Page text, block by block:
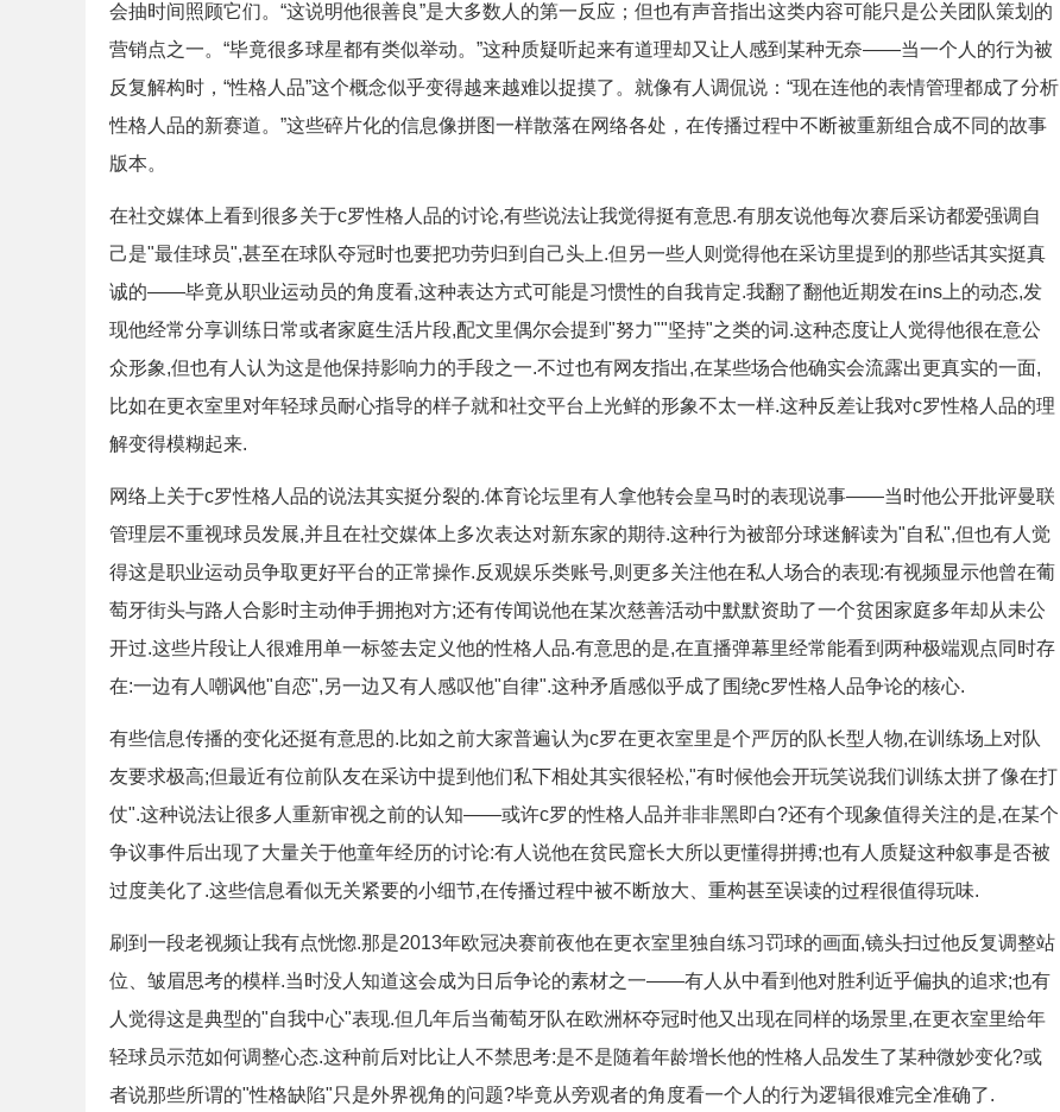
会抽时间照顾它们。“这说明他很善良”是大多数人的第一反应；但也有声音指出这类内容可能只是公关团队策划的
营销点之一。“毕竟很多球星都有类似举动。”这种质疑听起来有道理却又让人感到某种无奈——当一个人的行为被
反复解构时，“性格人品”这个概念似乎变得越来越难以捉摸了。就像有人调侃说：“现在连他的表情管理都成了分析
性格人品的新赛道。”这些碎片化的信息像拼图一样散落在网络各处，在传播过程中不断被重新组合成不同的故事
版本。
在社交媒体上看到很多关于c罗性格人品的讨论,有些说法让我觉得挺有意思.有朋友说他每次赛后采访都爱强调自
己是"最佳球员",甚至在球队夺冠时也要把功劳归到自己头上.但另一些人则觉得他在采访里提到的那些话其实挺真
诚的——毕竟从职业运动员的角度看,这种表达方式可能是习惯性的自我肯定.我翻了翻他近期发在ins上的动态,发
现他经常分享训练日常或者家庭生活片段,配文里偶尔会提到"努力""坚持"之类的词.这种态度让人觉得他很在意公
众形象,但也有人认为这是他保持影响力的手段之一.不过也有网友指出,在某些场合他确实会流露出更真实的一面,
比如在更衣室里对年轻球员耐心指导的样子就和社交平台上光鲜的形象不太一样.这种反差让我对c罗性格人品的理
解变得模糊起来.
网络上关于c罗性格人品的说法其实挺分裂的.体育论坛里有人拿他转会皇马时的表现说事——当时他公开批评曼联
管理层不重视球员发展,并且在社交媒体上多次表达对新东家的期待.这种行为被部分球迷解读为"自私",但也有人觉
得这是职业运动员争取更好平台的正常操作.反观娱乐类账号,则更多关注他在私人场合的表现:有视频显示他曾在葡
萄牙街头与路人合影时主动伸手拥抱对方;还有传闻说他在某次慈善活动中默默资助了一个贫困家庭多年却从未公
开过.这些片段让人很难用单一标签去定义他的性格人品.有意思的是,在直播弹幕里经常能看到两种极端观点同时存
在:一边有人嘲讽他"自恋",另一边又有人感叹他"自律".这种矛盾感似乎成了围绕c罗性格人品争论的核心.
有些信息传播的变化还挺有意思的.比如之前大家普遍认为c罗在更衣室里是个严厉的队长型人物,在训练场上对队
友要求极高;但最近有位前队友在采访中提到他们私下相处其实很轻松,"有时候他会开玩笑说我们训练太拼了像在打
仗".这种说法让很多人重新审视之前的认知——或许c罗的性格人品并非非黑即白?还有个现象值得关注的是,在某个
争议事件后出现了大量关于他童年经历的讨论:有人说他在贫民窟长大所以更懂得拼搏;也有人质疑这种叙事是否被
过度美化了.这些信息看似无关紧要的小细节,在传播过程中被不断放大、重构甚至误读的过程很值得玩味.
刷到一段老视频让我有点恍惚.那是2013年欧冠决赛前夜他在更衣室里独自练习罚球的画面,镜头扫过他反复调整站
位、皱眉思考的模样.当时没人知道这会成为日后争论的素材之一——有人从中看到他对胜利近乎偏执的追求;也有
人觉得这是典型的"自我中心"表现.但几年后当葡萄牙队在欧洲杯夺冠时他又出现在同样的场景里,在更衣室里给年
轻球员示范如何调整心态.这种前后对比让人不禁思考:是不是随着年龄增长他的性格人品发生了某种微妙变化?或
者说那些所谓的"性格缺陷"只是外界视角的问题?毕竟从旁观者的角度看一个人的行为逻辑很难完全准确了.